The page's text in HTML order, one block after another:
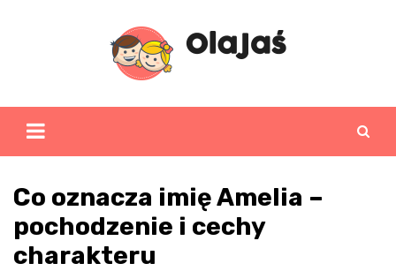
Co oznacza imię Amelia –
pochodzenie i cechy
charakteru